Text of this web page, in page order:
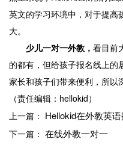
英文的学习环境中，对于提高
大。
少儿一对一外教， 看目前
的都有，但给孩子报名线上
家长和孩子们带来便利，所以
（责任编辑：hellokid）
上一篇： Hellokid在外教英
下一篇： 在线外教一对一